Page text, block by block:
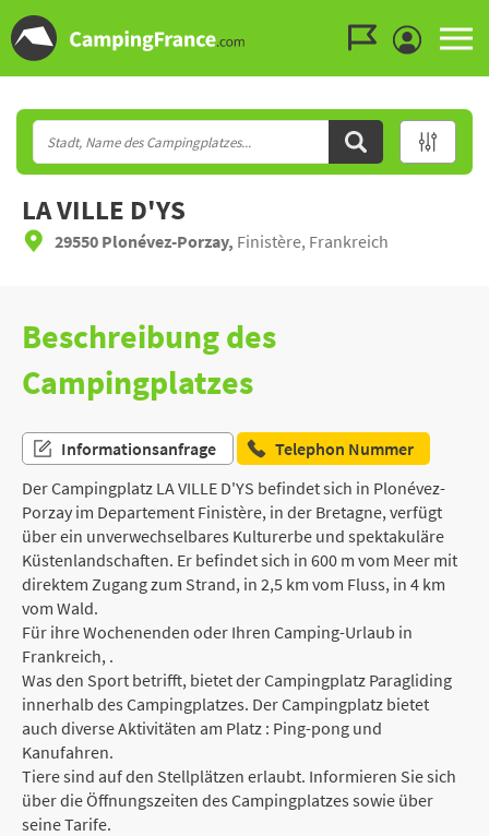
LA VILLE D'YS
29550 Plonévez-Porzay, Finistère, Frankreich
Beschreibung des
Campingplatzes
Informationsanfrage
Telephon Nummer
Der Campingplatz LA VILLE D'YS befindet sich in Plonévez-
Porzay im Departement Finistère, in der Bretagne, verfügt
über ein unverwechselbares Kulturerbe und spektakuläre
Küstenlandschaften. Er befindet sich in 600 m vom Meer mit
direktem Zugang zum Strand, in 2,5 km vom Fluss, in 4 km
vom Wald.
Für ihre Wochenenden oder Ihren Camping-Urlaub in
Frankreich, .
Was den Sport betrifft, bietet der Campingplatz Paragliding
innerhalb des Campingplatzes. Der Campingplatz bietet
auch diverse Aktivitäten am Platz : Ping-pong und
Kanufahren.
Tiere sind auf den Stellplätzen erlaubt. Informieren Sie sich
über die Öffnungszeiten des Campingplatzes sowie über
seine Tarife.